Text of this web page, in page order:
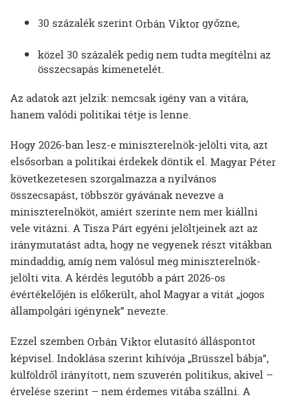
30 százalék szerint Orbán Viktorgyőzne,
közel 30 százalék pedig nem tudta megítélni az
összecsapás kimenetelét.
Az adatok azt jelzik: nemcsak igény van a vitára,
hanem valódi politikai tétje is lenne.
Hogy 2026-ban lesz-e miniszterelnök-jelölti vita, azt
elsősorban a politikai érdekek döntik el. Magyar Péter
következetesen szorgalmazza a nyilvános
összecsapást, többször gyávának nevezve a
miniszterelnököt, amiért szerinte nem mer kiállni
vele vitázni. A Tisza Párt egyéni jelöltjeinek azt az
iránymutatást adta, hogy ne vegyenek részt vitákban
mindaddig, amíg nem valósul meg miniszterelnök-
jelölti vita. A kérdés legutóbb a párt 2026-os
évértékelőjén is előkerült, ahol Magyar a vitát „jogos
állampolgári igénynek” nevezte.
Ezzel szembenOrbán Viktorelutasító álláspontot
képvisel. Indoklása szerint kihívója „Brüsszel bábja”,
külföldről irányított, nem szuverén politikus, akivel –
érvelése szerint – nem érdemes vitába szállni. A